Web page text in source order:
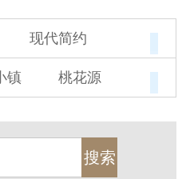
现代简约
新古典
洲
混搭
北欧
简美
饰风格
镇
桃花源
杭房·首望澜翠府
原德信九章赋